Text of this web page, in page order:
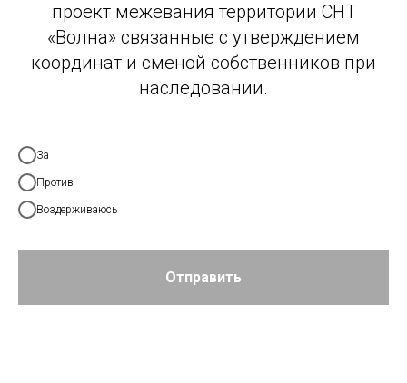
проект межевания территории СНТ
«Волна» связанные с утверждением
координат и сменой собственников при
наследовании.
За
Против
Воздерживаюсь
Отправить